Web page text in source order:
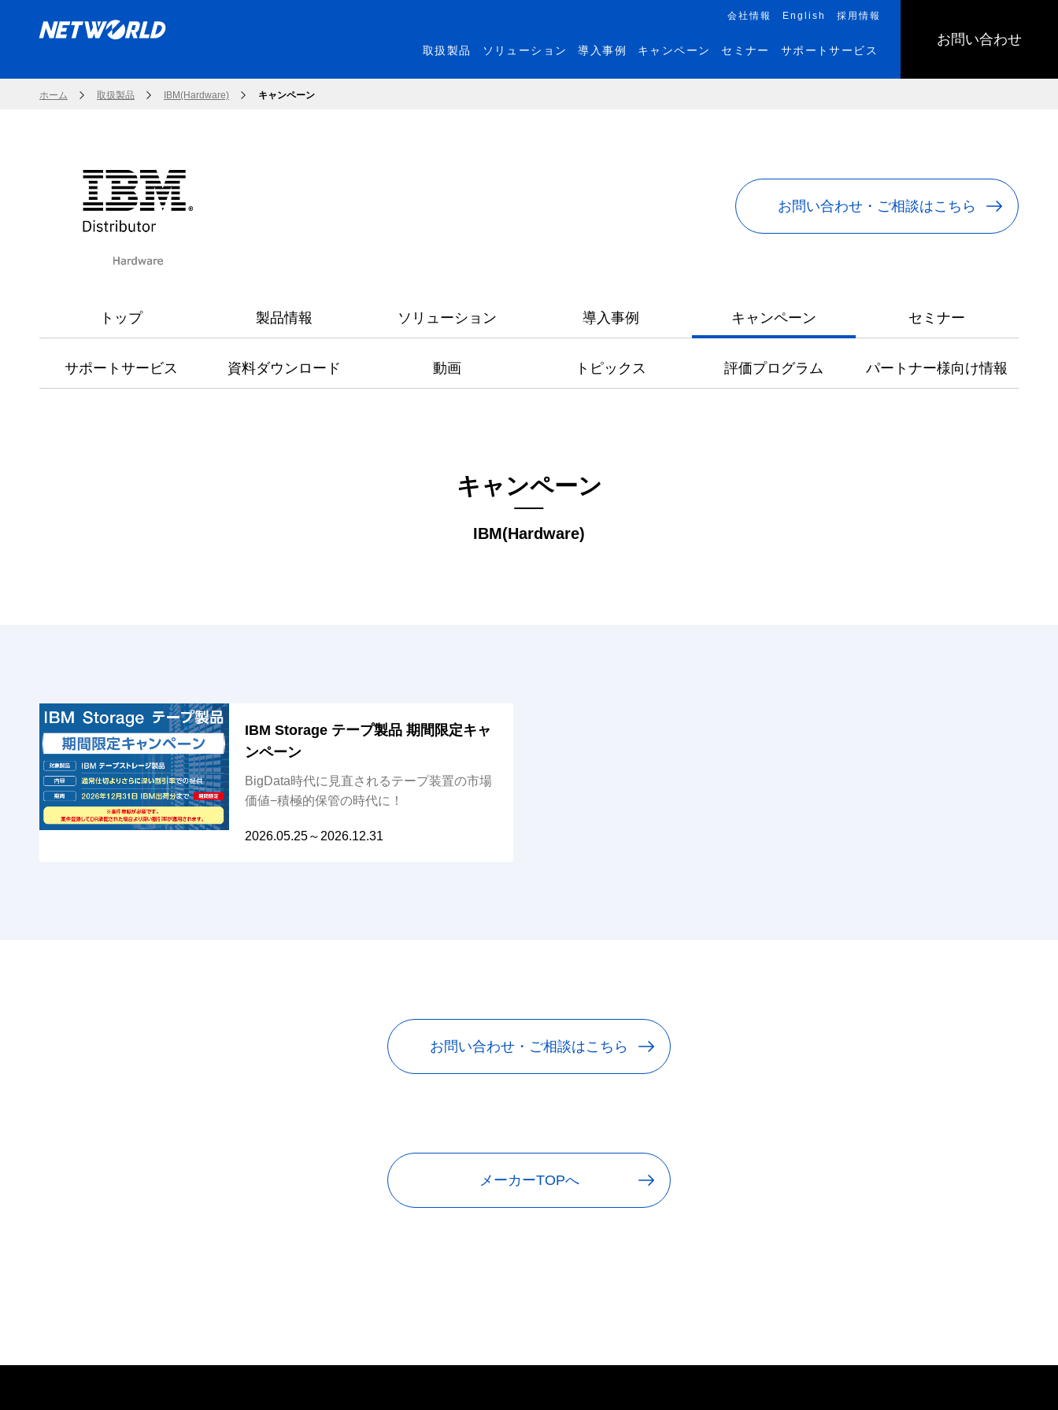
お問い合わせ
会社情報 English 採用情報
取扱製品 ソリューション 導入事例 キャンペーン セミナー サポートサービス
ホーム 取扱製品 IBM(Hardware) キャンペーン
お問い合わせ・ご相談はこちら
トップ 製品情報 ソリューション 導入事例 キャンペーン セミナー
サポートサービス 資料ダウンロード 動画 トピックス 評価プログラム パートナー様向け情報
IBM(Hardware)
キャンペーン
IBM Storage テープ製品 期間限定キャ
ンペーン
BigData時代に見直されるテープ装置の市場
価値−積極的保管の時代に！
2026.05.25～2026.12.31
お問い合わせ・ご相談はこちら
メーカーTOPへ